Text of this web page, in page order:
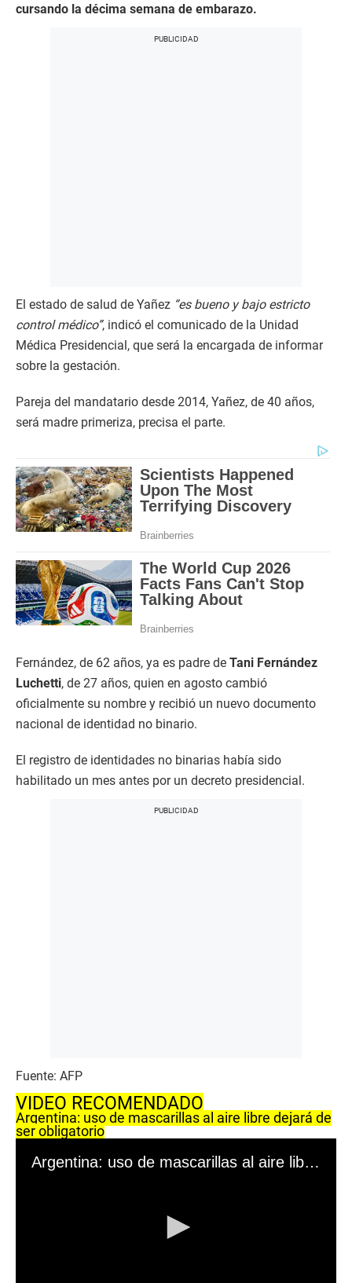
cursando la décima semana de embarazo.
El estado de salud de Yañez “es bueno y bajo estricto
control médico”, indicó el comunicado de la Unidad
Médica Presidencial, que será la encargada de informar
sobre la gestación.
Pareja del mandatario desde 2014, Yañez, de 40 años,
será madre primeriza, precisa el parte.
Fernández, de 62 años, ya es padre de Tani Fernández
Luchetti, de 27 años, quien en agosto cambió
oficialmente su nombre y recibió un nuevo documento
nacional de identidad no binario.
El registro de identidades no binarias había sido
habilitado un mes antes por un decreto presidencial.
Fuente: AFP
VIDEO RECOMENDADO
Argentina: uso de mascarillas al aire libre dejará de
ser obligatorio
Argentina: uso de mascarillas al aire libre dejará de ser obligatorio